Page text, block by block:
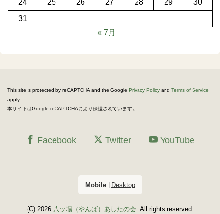
24
25 26 27 28 29
30
31
« 7月
This site is protected by reCAPTCHA and the Google Privacy Policy and Terms of Service
apply.
本サイトはGoogle reCAPTCHAにより保護されています。
Facebook Twitter YouTube
Mobile| Desktop
(C) 2026 八ッ場（やんば）あしたの会. All rights reserved.